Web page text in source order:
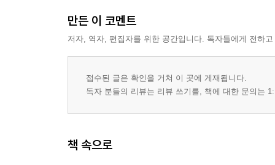
만든 이 코멘트
저자, 역자, 편집자를 위한 공간입니다. 독자들에게 전하
접수된 글은 확인을 거쳐 이 곳에 게재됩니다.
독자 분들의 리뷰는 리뷰 쓰기를, 책에 대한 문의는
책 속으로